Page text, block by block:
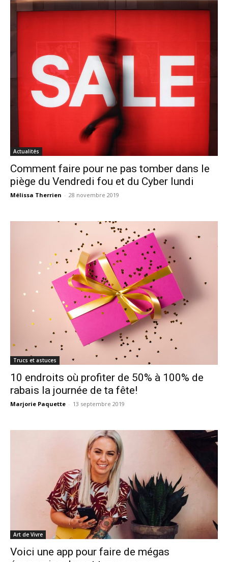
Actualités
Comment faire pour ne pas tomber dans le
piège du Vendredi fou et du Cyber lundi
Mélissa Therrien - 28 novembre 2019
Trucs et astuces
10 endroits où profiter de 50% à 100% de
rabais la journée de ta fête!
Marjorie Paquette - 13 septembre 2019
Art de Vivre
Voici une app pour faire de mégas